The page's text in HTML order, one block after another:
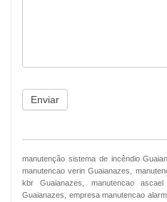
Enviar
manutenção sistema de incêndio
manutencao verin Guaianazes,
kbr Guaianazes, manutencao
Guaianazes, empresa manutencao